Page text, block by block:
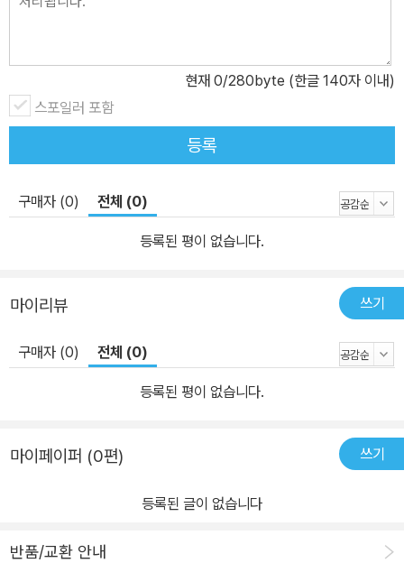
현재 0/280byte (한글 140자 이내)
스포일러 포함
등록
구매자 (0) 전체 (0)
등록된 평이 없습니다.
마이리뷰 쓰기
구매자 (0) 전체 (0)
등록된 평이 없습니다.
마이페이퍼 (0편) 쓰기
등록된 글이 없습니다
반품/교환 안내